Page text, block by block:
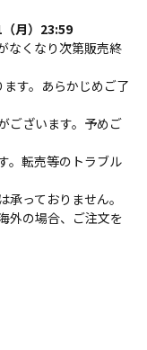
月）23:59
なくなり次第販売終
す。あらかじめご了
ございます。予めご
。転売等のトラブル
っておりません。
外の場合、ご注文を